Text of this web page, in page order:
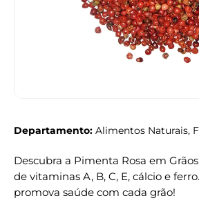
Departamento: Alimentos Naturais,
Descubra a Pimenta Rosa em
de vitaminas A, B, C, E, cálcio e
promova saúde com cada grão!